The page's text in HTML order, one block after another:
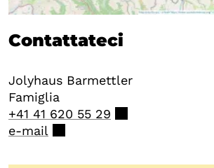
Contattateci
Jolyhaus Barmettler
Famiglia
+41 41 620 55 29
e-mail